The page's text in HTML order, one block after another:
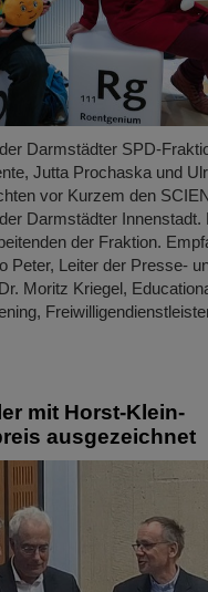
Darmstädter SPD-
Jutta Prochaska und
vor Kurzem den
Darmstädter Innenstadt.
der Fraktion.
Peter, Leiter der Presse-
Moritz Kriegel,
mit Horst-Klein-
ausgezeichnet